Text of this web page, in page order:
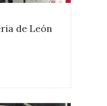
de León